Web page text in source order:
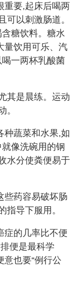
重要,起床后喝两
可以刺激肠道。
糖饮料。糖水
量饮用可乐、汽
一两杯乳酸菌
其是晨练。运动
。
种蔬菜和水果,如
像洗碗用的钢
水分使粪便易于
些药容易破坏肠
指导下服用。
症的几率比不便
便是最科学
也要“例行公